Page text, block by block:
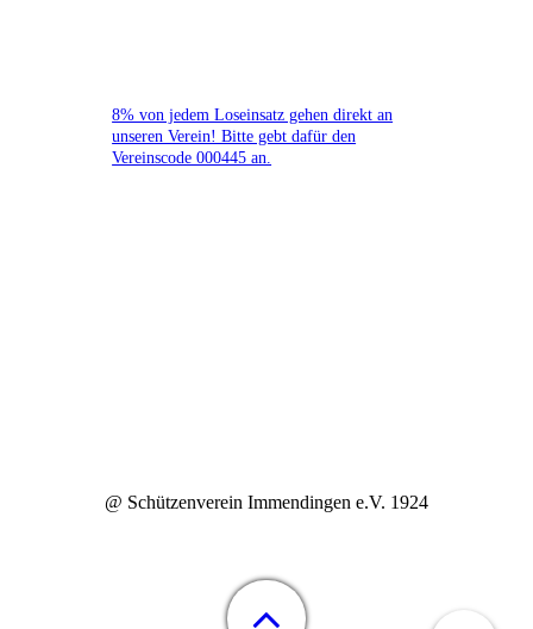
8% von jedem Loseinsatz gehen direkt an
unseren Verein! Bitte gebt dafür den
Vereinscode 000445 an.
@ Schützenverein Immendingen e.V. 1924